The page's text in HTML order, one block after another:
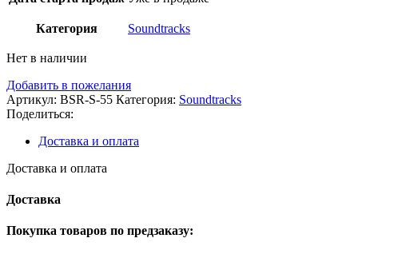
Категория Soundtracks
Нет в наличии
Добавить в пожелания
Артикул: BSR-S-55 Категория: Soundtracks
Поделиться:
Доставка и оплата
Доставка и оплата
Доставка
Покупка товаров по предзаказу: